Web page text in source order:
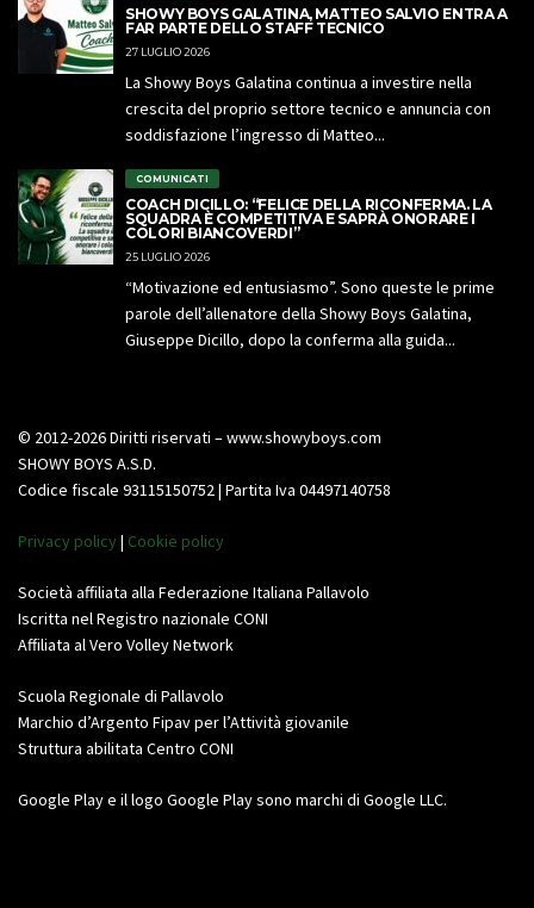
SHOWY BOYS GALATINA, MATTEO SALVIO ENTRA A
FAR PARTE DELLO STAFF TECNICO
27 LUGLIO 2026
La Showy Boys Galatina continua a investire nella
crescita del proprio settore tecnico e annuncia con
soddisfazione l’ingresso di Matteo...
COMUNICATI
COACH DICILLO: “FELICE DELLA RICONFERMA. LA
SQUADRA È COMPETITIVA E SAPRÀ ONORARE I
COLORI BIANCOVERDI”
25 LUGLIO 2026
“Motivazione ed entusiasmo”. Sono queste le prime
parole dell’allenatore della Showy Boys Galatina,
Giuseppe Dicillo, dopo la conferma alla guida...
© 2012-2026 Diritti riservati – www.showyboys.com
SHOWY BOYS A.S.D.
Codice fiscale 93115150752 | Partita Iva 04497140758
Privacy policy | Cookie policy
Società affiliata alla Federazione Italiana Pallavolo
Iscritta nel Registro nazionale CONI
Affiliata al Vero Volley Network
Scuola Regionale di Pallavolo
Marchio d’Argento Fipav per l’Attività giovanile
Struttura abilitata Centro CONI
Google Play e il logo Google Play sono marchi di Google LLC.